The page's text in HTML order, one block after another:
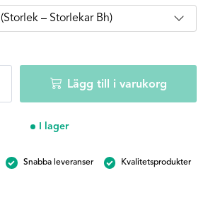
Lägg till i varukorg
I lager
Snabba leveranser Kvalitetsprodukter